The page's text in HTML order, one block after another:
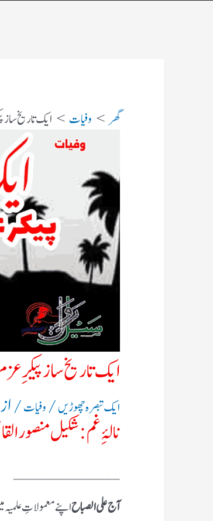
گھر وفیات ایک تاریخ
ایک تاریخ ساز پیکر
ایک تبصرہ چھوڑیں/وفیات/ از
نالۂِ غم : شکیل منصور
آج علی الصباحاپنے معمولاتِ